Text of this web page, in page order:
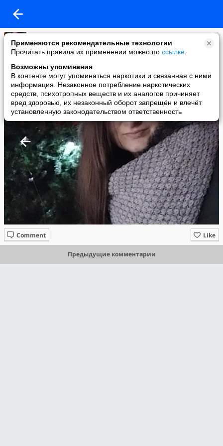
Применяются рекомендательные технологии
Прочитать правила их применении можно по ссылке
Возможны упоминания
В контенте могут упоминаться наркотики и связанная с ними
информация. Незаконное потребление наркотических
средств, психотропных веществ и их аналогов причиняет
вред здоровью, их незаконный оборот запрещён и влечёт
установленную законодательством ответственность
Яна
added a photo
31 Jan в 08:09
Like
Comment
Предыдущие комментарии